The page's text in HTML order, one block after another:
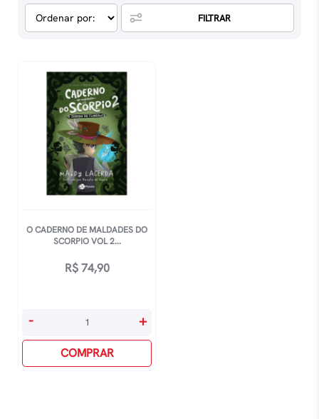
FILTRAR
O CADERNO DE MALDADES DO
SCORPIO VOL 2...
R$74,90
O
Maldades
- +
COMPRAR